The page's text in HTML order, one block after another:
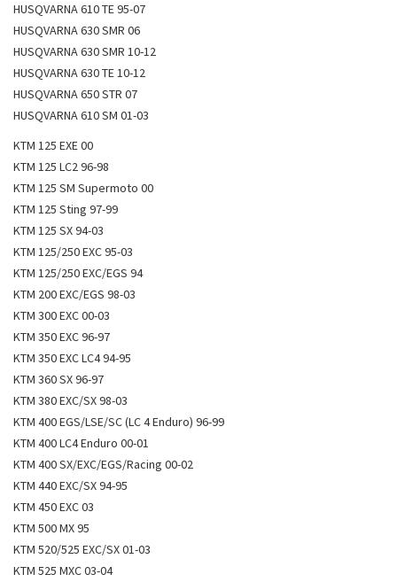
HUSQVARNA 610 TE 95-07
HUSQVARNA 630 SMR 06
HUSQVARNA 630 SMR 10-12
HUSQVARNA 630 TE 10-12
HUSQVARNA 650 STR 07
HUSQVARNA 610 SM 01-03
KTM 125 EXE 00
KTM 125 LC2 96-98
KTM 125 SM Supermoto 00
KTM 125 Sting 97-99
KTM 125 SX 94-03
KTM 125/250 EXC 95-03
KTM 125/250 EXC/EGS 94
KTM 200 EXC/EGS 98-03
KTM 300 EXC 00-03
KTM 350 EXC 96-97
KTM 350 EXC LC4 94-95
KTM 360 SX 96-97
KTM 380 EXC/SX 98-03
KTM 400 EGS/LSE/SC (LC 4 Enduro) 96-99
KTM 400 LC4 Enduro 00-01
KTM 400 SX/EXC/EGS/Racing 00-02
KTM 440 EXC/SX 94-95
KTM 450 EXC 03
KTM 500 MX 95
KTM 520/525 EXC/SX 01-03
KTM 525 MXC 03-04